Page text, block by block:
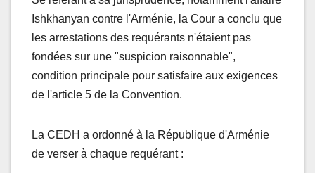
Ishkhanyan contre l'Arménie, la Cour a conclu que
les arrestations des requérants n'étaient pas
fondées sur une "suspicion raisonnable",
condition principale pour satisfaire aux exigences
de l'article 5 de la Convention.
La CEDH a ordonné à la République d'Arménie
de verser à chaque requérant :